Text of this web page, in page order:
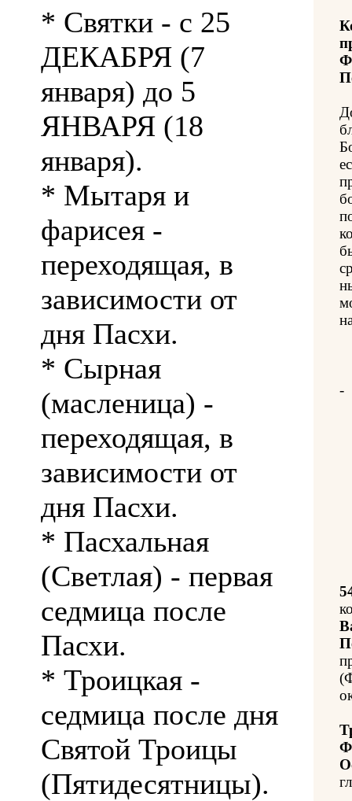
* Святки - с 25
ДЕКАБРЯ (7
января) до 5
ЯНВАРЯ (18
января).
* Мытаря и
фарисея -
переходящая, в
зависимости от
дня Пасхи.
* Сырная
(масленица) -
переходящая, в
зависимости от
дня Пасхи.
* Пасхальная
(Светлая) - первая
седмица после
Пасхи.
* Троицкая -
седмица после дня
Святой Троицы
(Пятидесятницы).
-